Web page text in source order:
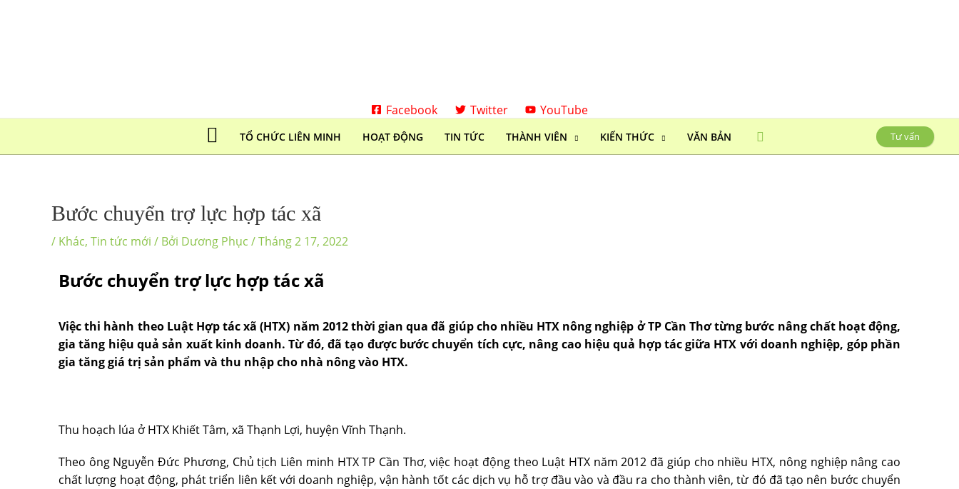
Facebook Twitter YouTube
TỔ CHỨC LIÊN MINH HOẠT ĐỘNG TIN TỨC THÀNH VIÊN KIẾN THỨC VĂN BẢN Tư vấn
Bước chuyển trợ lực hợp tác xã
/ Khác, Tin tức mới / Bởi Dương Phục /Tháng 2 17, 2022
Bước chuyển trợ lực hợp tác xã
Việc thi hành theo Luật Hợp tác xã (HTX) năm 2012 thời gian qua đã giúp cho nhiều HTX nông nghiệp ở TP Cần Thơ từng bước nâng chất hoạt động,
gia tăng hiệu quả sản xuất kinh doanh. Từ đó, đã tạo được bước chuyển tích cực, nâng cao hiệu quả hợp tác giữa HTX với doanh nghiệp, góp phần
gia tăng giá trị sản phẩm và thu nhập cho nhà nông vào HTX.
Thu hoạch lúa ở HTX Khiết Tâm, xã Thạnh Lợi, huyện Vĩnh Thạnh.
Theo ông Nguyễn Ðức Phương, Chủ tịch Liên minh HTX TP Cần Thơ, việc hoạt động theo Luật HTX năm 2012 đã giúp cho nhiều HTX, nông nghiệp nâng cao
chất lượng hoạt động, phát triển liên kết với doanh nghiệp, vận hành tốt các dịch vụ hỗ trợ đầu vào và đầu ra cho thành viên, từ đó đã tạo nên bước chuyển